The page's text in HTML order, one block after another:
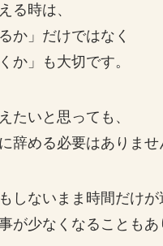
る時は、
か」だけではなく
か」も大切です。
たいと思っても、
辞める必要はありませ
しないまま時間だけが
が少なくなることもあ